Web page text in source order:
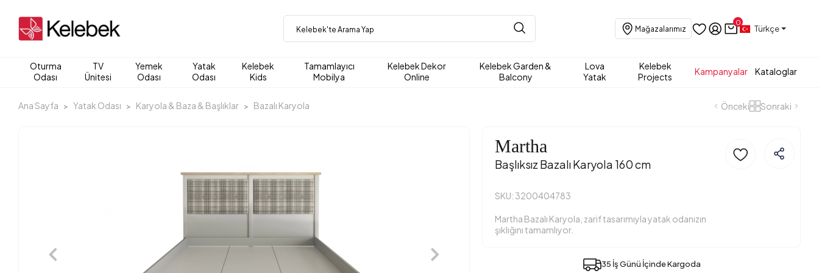
Mağazalarımız
0
Türkçe
Oturma
Odası
TV
Ünitesi
Yemek
Odası
Yatak
Odası
Kelebek
Kids
Tamamlayıcı
Mobilya
Kelebek Dekor
Online
Kelebek Garden &
Balcony
Lova
Yatak
Kelebek
Projects
Kampanyalar Kataloglar
Ana Sayfa Yatak Odası Karyola & Baza & Başlıklar Bazalı Karyola Önceki Sonraki
Martha
Başlıksız Bazalı Karyola 160 cm
SKU: 3200404783
Martha Bazalı Karyola, zarif tasarımıyla yatak odanızın
şıklığını tamamlıyor.
35 İş Günü İçinde Kargoda